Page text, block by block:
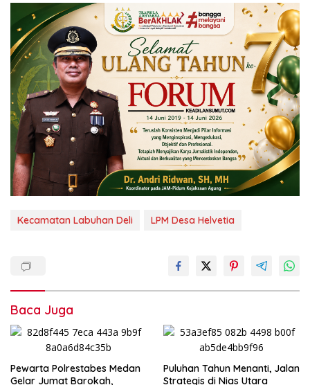
Kecamatan Labuhan Deli LPM Desa Helvetia
Baca Juga
Pewarta Polrestabes Medan
Gelar Jumat Barokah,
Puluhan Tahun Menanti, Jalan
Strategis di Nias Utara